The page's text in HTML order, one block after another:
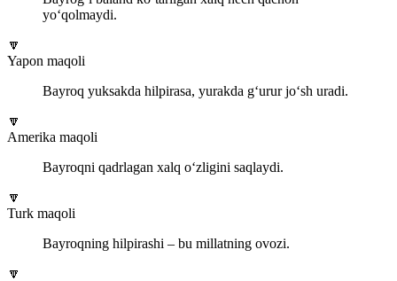
yo‘qolmaydi.
🔽
Yapon maqoli
Bayroq yuksakda hilpirasa, yurakda g‘urur jo‘sh uradi.
🔽
Amerika maqoli
Bayroqni qadrlagan xalq o‘zligini saqlaydi.
🔽
Turk maqoli
Bayroqning hilpirashi – bu millatning ovozi.
🔽